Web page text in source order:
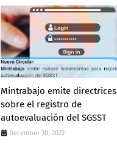
Mintrabajo emite directrices
sobre el registro de
autoevaluación del SGSST
December 30, 2022